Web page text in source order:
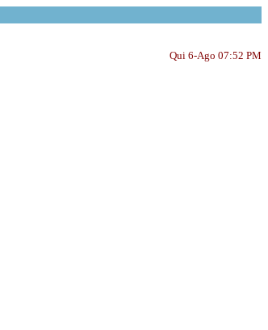
Qui 6-Ago 07:52 PM